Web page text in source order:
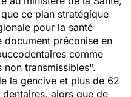
ce plan stratégique
pour la santé
préconise en
comme
non transmissibles".
la gencive et plus de 62
alors que de